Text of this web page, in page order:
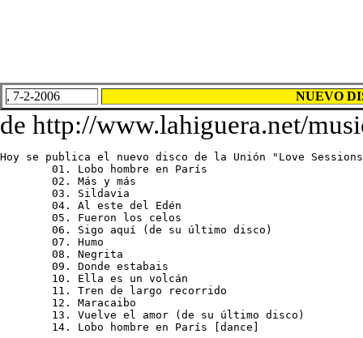
, 7-2-2006 NUEVO
de http://www.lahiguera.net/
Hoy se publica el nuevo disco de la Unión "Love